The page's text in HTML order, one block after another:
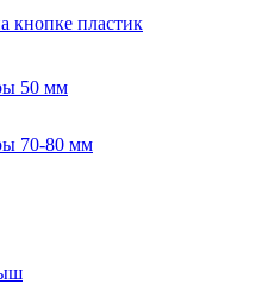
кнопке пластик
50 мм
70-80 мм